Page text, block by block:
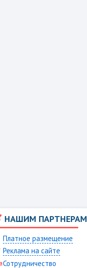
НАШИМ ПАРТНЕРАМ
Платное размещение
Реклама на сайте
Сотрудничество